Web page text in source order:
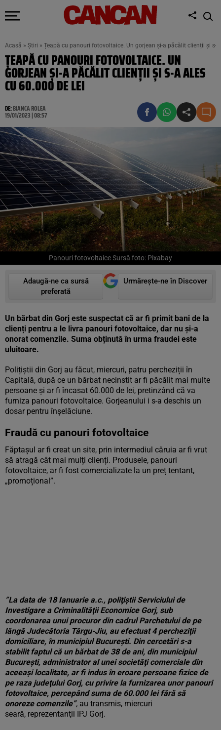
Acasă » Știri » Țeapă cu panouri fotovoltaice. Un gorjean și-a păcălit clienții și s-
ȚEAPĂ CU PANOURI FOTOVOLTAICE. UN
GORJEAN ȘI-A PĂCĂLIT CLIENȚII ȘI S-A ALES
CU 60.000 DE LEI
DE:BIANCA ROLEA
19/01/2023 | 08:57
Panouri fotovoltaice Sursă foto: Pixabay
Adaugă-ne ca sursă
preferată
Urmărește-ne în Discover
Un bărbat din Gorj este suspectat că ar fi primit bani de la
clienți pentru a le livra panouri fotovoltaice, dar nu și-a
onorat comenzile. Suma obținută în urma fraudei este
uluitoare.
Polițiștii din Gorj au făcut, miercuri, patru percheziții în
Capitală, după ce un bărbat necinstit ar fi păcălit mai multe
persoane și ar fi încasat 60.000 de lei, pretinzând că va
furniza panouri fotovoltaice. Gorjeanului i s-a deschis un
dosar pentru înșelăciune.
Fraudă cu panouri fotovoltaice
Făptașul ar fi creat un site, prin intermediul căruia ar fi vrut
să atragă cât mai mulți clienți. Produsele, panouri
fotovoltaice, ar fi fost comercializate la un preț tentant,
„promoțional”.
”La data de 18 Ianuarie a.c., poliţiştii Serviciului de
Investigare a Criminalităţii Economice Gorj, sub
coordonarea unui procuror din cadrul Parchetului de pe
lângă Judecătoria Târgu-Jiu, au efectuat 4 percheziţii
domiciliare, în municipiul Bucureşti. Din cercetări s-a
stabilit faptul că un bărbat de 38 de ani, din municipiul
Bucureşti, administrator al unei societăţi comerciale din
aceeaşi localitate, ar fi indus în eroare persoane fizice de
pe raza judeţului Gorj, cu privire la furnizarea unor panouri
fotovoltaice, percepând suma de 60.000 lei fără să
onoreze comenzile”, au transmis, miercuri
seară, reprezentanţii IPJ Gorj.